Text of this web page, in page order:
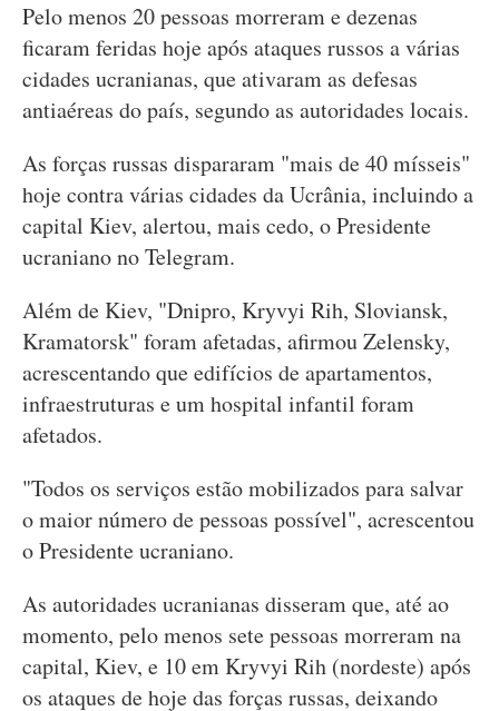
Pelo menos 20 pessoas morreram e dezenas
ficaram feridas hoje após ataques russos a várias
cidades ucranianas, que ativaram as defesas
antiaéreas do país, segundo as autoridades locais.
As forças russas dispararam "mais de 40 mísseis"
hoje contra várias cidades da Ucrânia, incluindo a
capital Kiev, alertou, mais cedo, o Presidente
ucraniano no Telegram.
Além de Kiev, "Dnipro, Kryvyi Rih, Sloviansk,
Kramatorsk" foram afetadas, afirmou Zelensky,
acrescentando que edifícios de apartamentos,
infraestruturas e um hospital infantil foram
afetados.
"Todos os serviços estão mobilizados para salvar
o maior número de pessoas possível", acrescentou
o Presidente ucraniano.
As autoridades ucranianas disseram que, até ao
momento, pelo menos sete pessoas morreram na
capital, Kiev, e 10 em Kryvyi Rih (nordeste) após
os ataques de hoje das forças russas, deixando